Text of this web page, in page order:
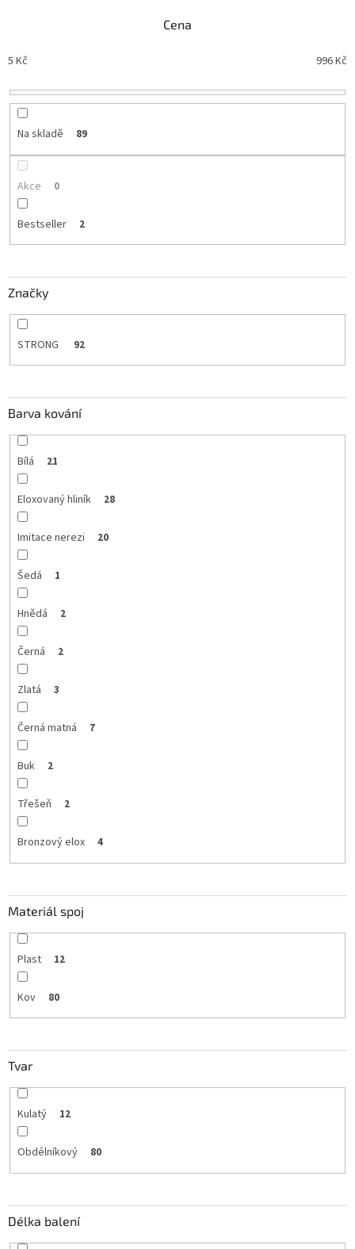
o
u
ů
Cena
5 Kč 996Kč
Na skladě 89
Akce 0
Bestseller 2
Značky
STRONG 92
Barva kování
Bílá 21
Eloxovaný hliník 28
Imitace nerezi 20
Šedá 1
Hnědá 2
Černá 2
Zlatá 3
Černá matná 7
Buk 2
Třešeň 2
Bronzový elox 4
Materiál spoj
Plast 12
Kov 80
Tvar
Kulatý 12
Obdélníkový 80
Délka balení